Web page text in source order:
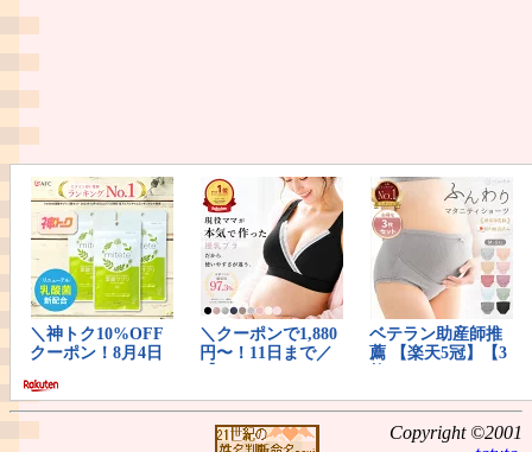
Copyright ©2001